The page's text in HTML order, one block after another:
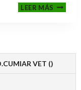
LEER MÁS
2024-
VET ()